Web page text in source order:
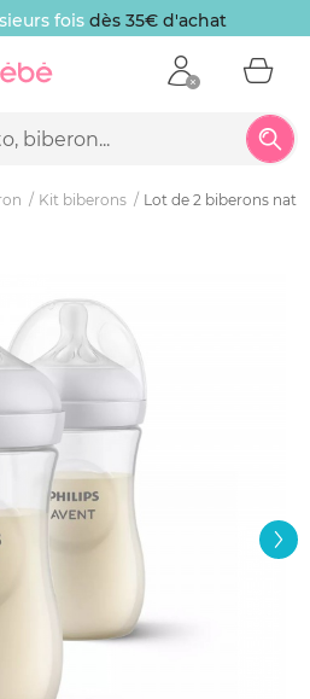
fois dès 35€ d'achat
Kit biberons Lot de 2 biberons